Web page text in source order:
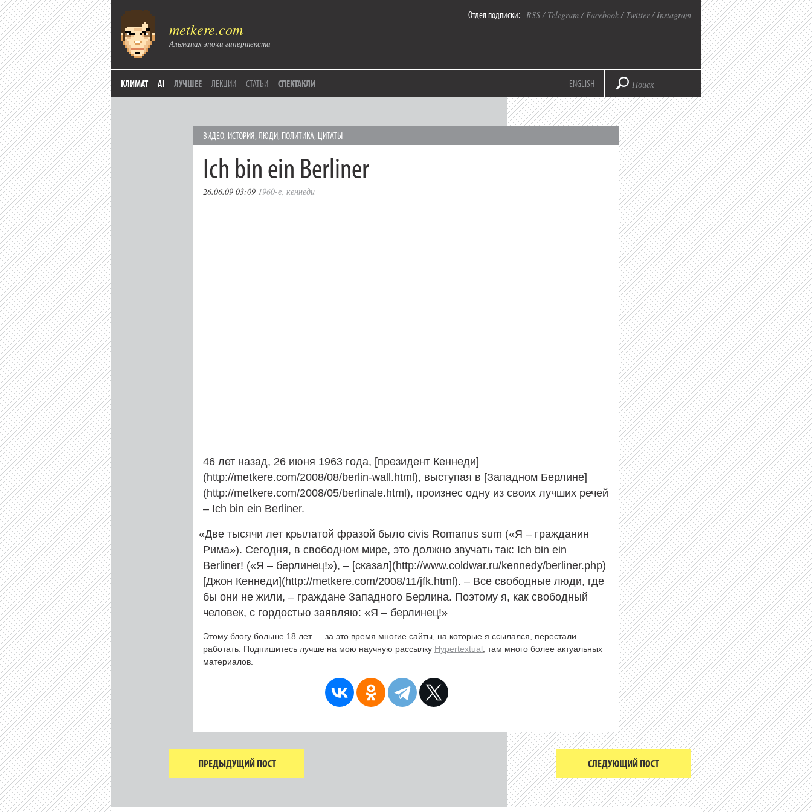
metkere.com
Альманах эпохи гипертекста
Отдел подписки: RSS/ Telegram/Facebook/ Twitter/Instagram
КЛИМАТ AI ЛУЧШЕЕ ЛЕКЦИИ СТАТЬИ СПЕКТАКЛИ ENGLISH
ВИДЕО, ИСТОРИЯ,ЛЮДИ, ПОЛИТИКА, ЦИТАТЫ
Ich bin ein Berliner
26.06.09 03:09 1960-е, кеннеди
46 лет назад, 26 июня 1963 года, [президент Кеннеди]
(http://metkere.com/2008/08/berlin-wall.html), выступая в [Западном Берлине]
(http://metkere.com/2008/05/berlinale.html), произнес одну из своих лучших речей
– Ich bin ein Berliner.
«Две тысячи лет крылатой фразой было civis Romanus sum («Я – гражданин
Рима»). Сегодня, в свободном мире, это должно звучать так: Ich bin ein
Berliner! («Я – берлинец!»), – [сказал](http://www.coldwar.ru/kennedy/berliner.php)
[Джон Кеннеди](http://metkere.com/2008/11/jfk.html). – Все свободные люди, где
бы они не жили, – граждане Западного Берлина. Поэтому я, как свободный
человек, с гордостью заявляю: «Я – берлинец!»
Этому блогу больше 18 лет — за это время многие сайты, на которые я ссылался, перестали
работать. Подпишитесь лучше на мою научную рассылку Hypertextual , там много более актуальных
материалов.
ПРЕДЫДУЩИЙ ПОСТ СЛЕДУЮЩИЙ ПОСТ